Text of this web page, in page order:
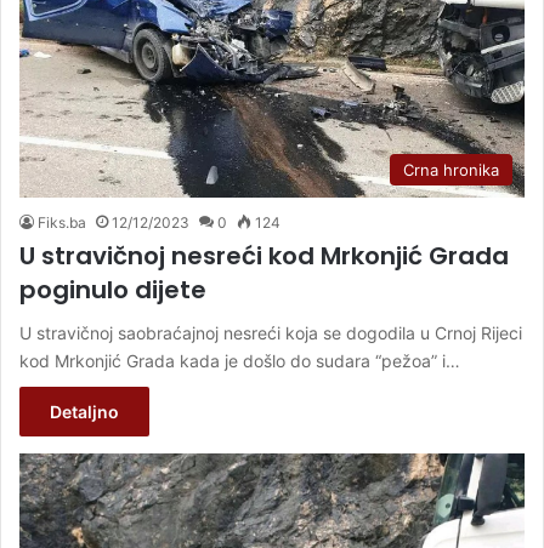
Crna hronika
Fiks.ba 12/12/2023 0 124
U stravičnoj nesreći kod Mrkonjić Grada
poginulo dijete
U stravičnoj saobraćajnoj nesreći koja se dogodila u Crnoj Rijeci
kod Mrkonjić Grada kada je došlo do sudara “pežoa” i…
Detaljno